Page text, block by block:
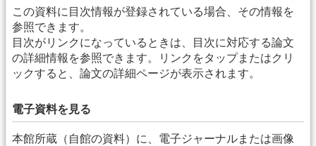
この資料に目次情報が登録されている場合、その情報を
参照できます。
目次がリンクになっているときは、目次に対応する論文
の詳細情報を参照できます。リンクをタップまたはクリ
ックすると、論文の詳細ページが表示されます。
電子資料を見る
本館所蔵（自館の資料）に、電子ジャーナルまたは画像